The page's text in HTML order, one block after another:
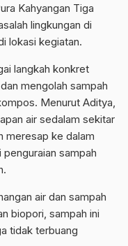
Kahyangan Tiga
lingkungan di
lokasi kegiatan.
langkah konkret
mengolah sampah
Menurut Aditya,
air sedalam sekitar
meresap ke dalam
sampah
air dan sampah
biopori, sampah ini
tidak terbuang